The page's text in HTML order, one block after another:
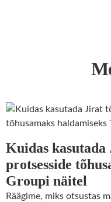
Kuidas kasutada
protsesside
Groupi näitel
Räägime, miks otsustas